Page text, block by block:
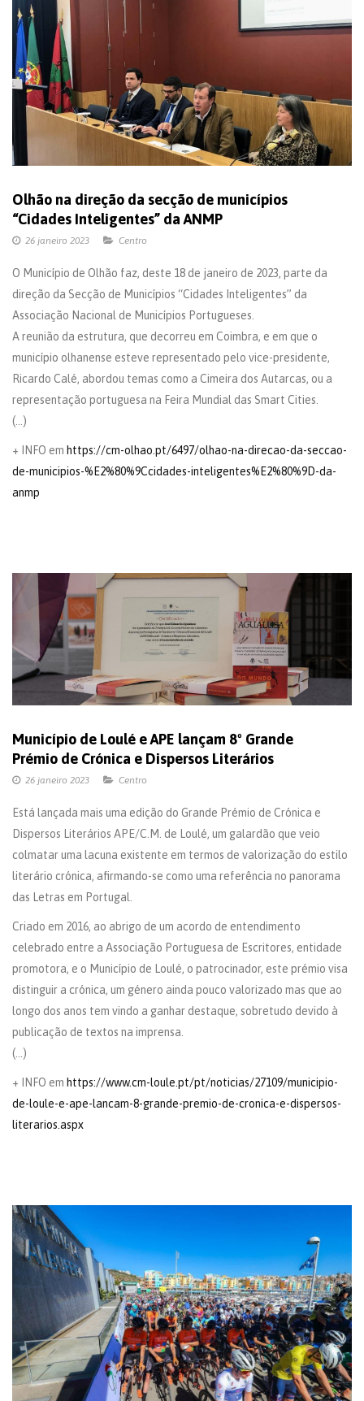
Olhão na direção da secção de municípios
“Cidades Inteligentes” da ANMP
26 janeiro 2023 Centro
O Município de Olhão faz, deste 18 de janeiro de 2023, parte da
direção da Secção de Municípios “Cidades Inteligentes” da
Associação Nacional de Municípios Portugueses.
A reunião da estrutura, que decorreu em Coimbra, e em que o
município olhanense esteve representado pelo vice-presidente,
Ricardo Calé, abordou temas como a Cimeira dos Autarcas, ou a
representação portuguesa na Feira Mundial das Smart Cities.
(…)
+ INFO em https://cm-olhao.pt/6497/olhao-na-direcao-da-seccao-
de-municipios-%E2%80%9Ccidades-inteligentes%E2%80%9D-da-
anmp
Município de Loulé e APE lançam 8º Grande
Prémio de Crónica e Dispersos Literários
26 janeiro 2023 Centro
Está lançada mais uma edição do Grande Prémio de Crónica e
Dispersos Literários APE/C.M. de Loulé, um galardão que veio
colmatar uma lacuna existente em termos de valorização do estilo
literário crónica, afirmando-se como uma referência no panorama
das Letras em Portugal.
Criado em 2016, ao abrigo de um acordo de entendimento
celebrado entre a Associação Portuguesa de Escritores, entidade
promotora, e o Município de Loulé, o patrocinador, este prémio visa
distinguir a crónica, um género ainda pouco valorizado mas que ao
longo dos anos tem vindo a ganhar destaque, sobretudo devido à
publicação de textos na imprensa.
(…)
+ INFO em https://www.cm-loule.pt/pt/noticias/27109/municipio-
de-loule-e-ape-lancam-8-grande-premio-de-cronica-e-dispersos-
literarios.aspx